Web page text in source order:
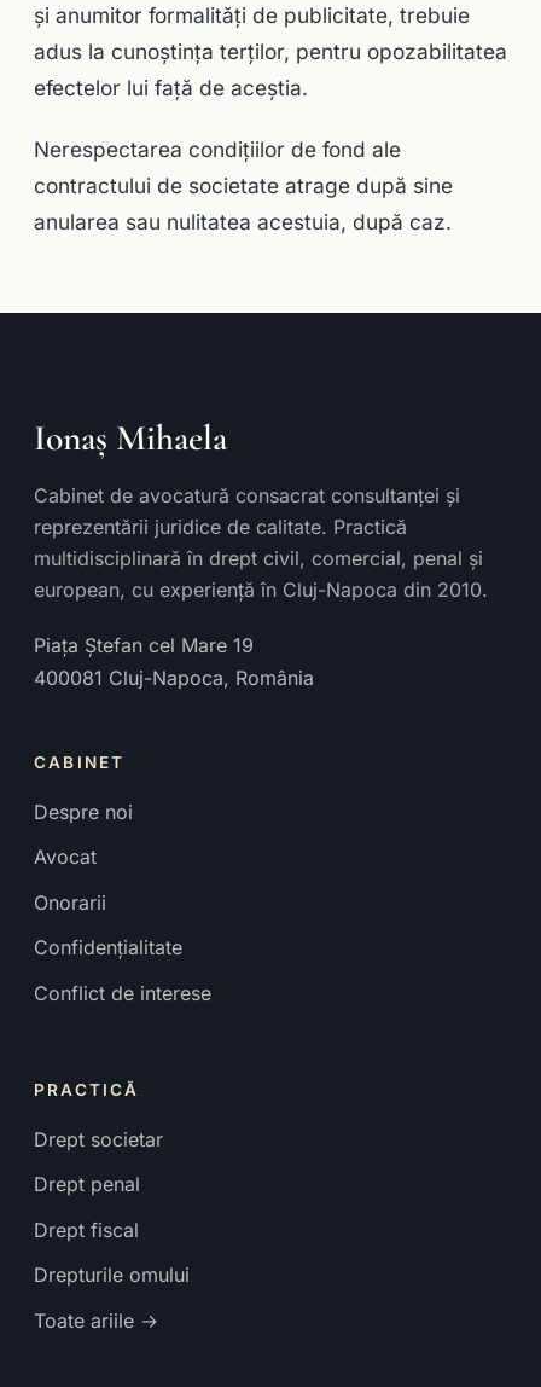
şi anumitor formalităţi de publicitate, trebuie
adus la cunoştinţa terţilor, pentru opozabilitatea
efectelor lui faţă de aceştia.
Nerespectarea condiţiilor de fond ale
contractului de societate atrage după sine
anularea sau nulitatea acestuia, după caz.
Ionaș Mihaela
Cabinet de avocatură consacrat consultanței și
reprezentării juridice de calitate. Practică
multidisciplinară în drept civil, comercial, penal și
european, cu experiență în Cluj-Napoca din 2010.
Piața Ștefan cel Mare 19
400081 Cluj-Napoca, România
CABINET
Despre noi
Avocat
Onorarii
Confidențialitate
Conflict de interese
PRACTICĂ
Drept societar
Drept penal
Drept fiscal
Drepturile omului
Toate ariile →